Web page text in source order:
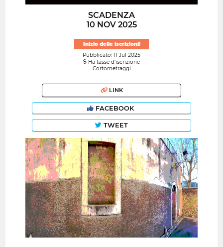
SCADENZA
10 NOV 2025
Inizio delle iscrizioni!
Pubblicato: 11 Jul 2025
Ha tasse d'iscrizione
Cortometraggi
LINK
FACEBOOK
TWEET